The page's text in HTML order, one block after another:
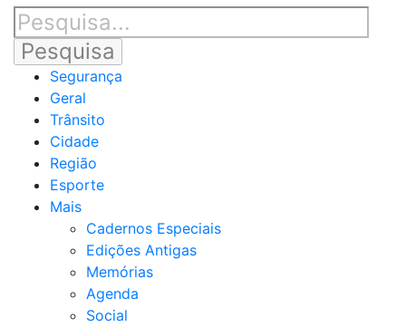
Segurança
Geral
Trânsito
Cidade
Região
Esporte
Mais
Cadernos Especiais
Edições Antigas
Memórias
Agenda
Social